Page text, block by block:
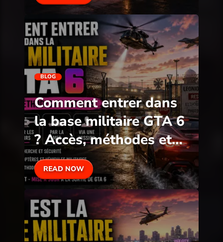
BLOG
Comment entrer dans
la base militaire GTA 6
? Accès, méthodes et
zones à surveiller
READ NOW